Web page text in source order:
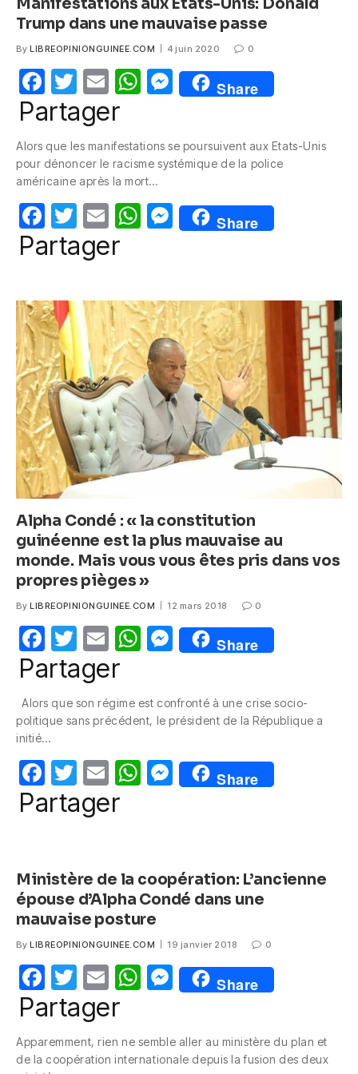
Manifestations aux Etats-Unis: Donald
Trump dans une mauvaise passe
By LIBREOPINIONGUINEE.COM 4 juin 2020 0
F
a
e
b
o
o
k
T
w
itt
er
E
m
W
s
A
p
p
M
e
e
g
er
Share
Partager
Alors que les manifestations se poursuivent aux Etats-Unis
pour dénoncer le racisme systémique de la police
américaine après la mort…
F
a
e
b
o
o
k
T
w
itt
er
E
m
W
s
A
p
p
M
e
e
n
g
er
Share
Partager
Alpha Condé : « la constitution
guinéenne est la plus mauvaise au
monde. Mais vous vous êtes pris dans vos
propres pièges »
By LIBREOPINIONGUINEE.COM 12 mars 2018 0
F
a
e
b
o
o
k
T
w
itt
er
E
m
W
s
p
p
M
e
e
g
er
Share
Partager
Alors que son régime est confronté à une crise socio-
politique sans précédent, le président de la République a
initié…
F
a
b
o
o
k
T
w
itt
E
m
W
A
p
p
M
e
n
g
Share
Partager
Ministère de la coopération: L’ancienne
épouse d’Alpha Condé dans une
mauvaise posture
By LIBREOPINIONGUINEE.COM 19 janvier 2018 0
F
a
e
T
w
itt
er
E
m
W
s
M
e
e
Share
Partager
Apparemment, rien ne semble aller au ministère du plan et
de la coopération internationale depuis la fusion des deux